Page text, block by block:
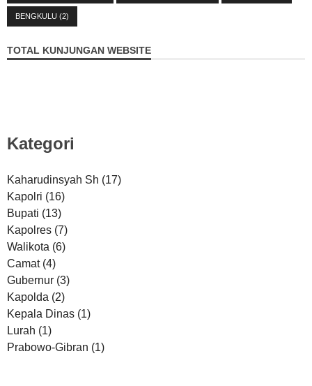
BENGKULU (2)
TOTAL KUNJUNGAN WEBSITE
Kategori
Kaharudinsyah Sh (17)
Kapolri (16)
Bupati (13)
Kapolres (7)
Walikota (6)
Camat (4)
Gubernur (3)
Kapolda (2)
Kepala Dinas (1)
Lurah (1)
Prabowo-Gibran (1)